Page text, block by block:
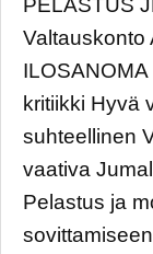
Valtauskonto
kritiikki Hyvä
suhteellinen
vaativa
Pelastus ja